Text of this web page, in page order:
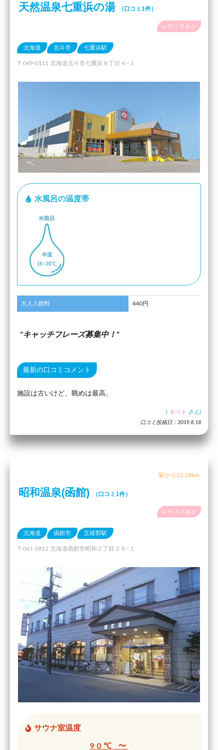
天然温泉七重浜の湯 （口コミ1件）
レディスあり
北海道 北斗市 七重浜駅
〒049-0111 北海道北斗市七重浜８丁目４−１
水風呂の温度帯
大人入館料 440円
キャッチフレーズ募集中！
最新の口コミコメント
施設は古いけど、眺めは最高。
( モペト さん)
口コミ投稿日：2019.8.18
駅から22.28km
昭和温泉(函館) （口コミ1件）
レディスあり
北海道 函館市 五稜郭駅
〒041-0812 北海道函館市昭和２丁目３９−１
サウナ室温度
90℃ 〜